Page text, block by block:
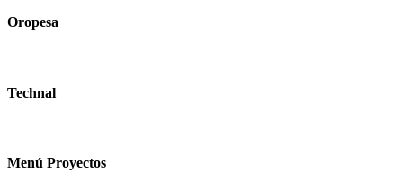
Oropesa
Technal
Menú Proyectos